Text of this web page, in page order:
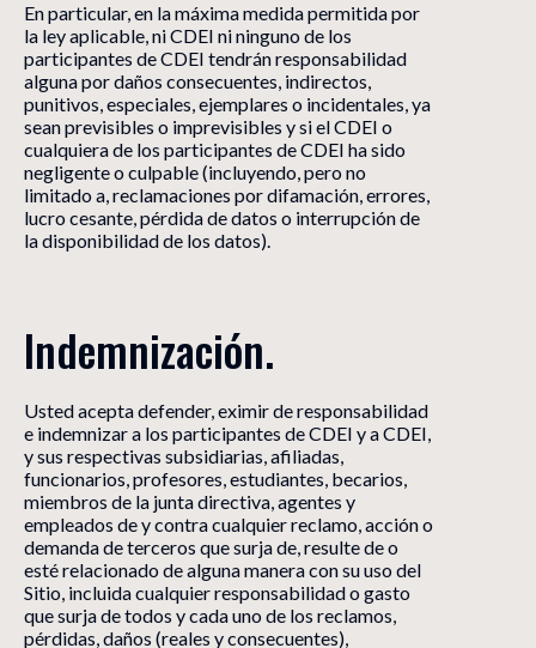
En particular, en la máxima medida permitida por
la ley aplicable, ni CDEI ni ninguno de los
participantes de CDEI tendrán responsabilidad
alguna por daños consecuentes, indirectos,
punitivos, especiales, ejemplares o incidentales, ya
sean previsibles o imprevisibles y si el CDEI o
cualquiera de los participantes de CDEI ha sido
negligente o culpable (incluyendo, pero no
limitado a, reclamaciones por difamación, errores,
lucro cesante, pérdida de datos o interrupción de
la disponibilidad de los datos).
Indemnización.
Usted acepta defender, eximir de responsabilidad
e indemnizar a los participantes de CDEI y a CDEI,
y sus respectivas subsidiarias, afiliadas,
funcionarios, profesores, estudiantes, becarios,
miembros de la junta directiva, agentes y
empleados de y contra cualquier reclamo, acción o
demanda de terceros que surja de, resulte de o
esté relacionado de alguna manera con su uso del
Sitio, incluida cualquier responsabilidad o gasto
que surja de todos y cada uno de los reclamos,
pérdidas, daños (reales y consecuentes),